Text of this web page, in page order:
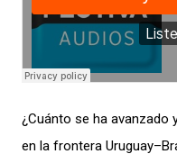
¿Cuánto se ha avanzado
en la frontera